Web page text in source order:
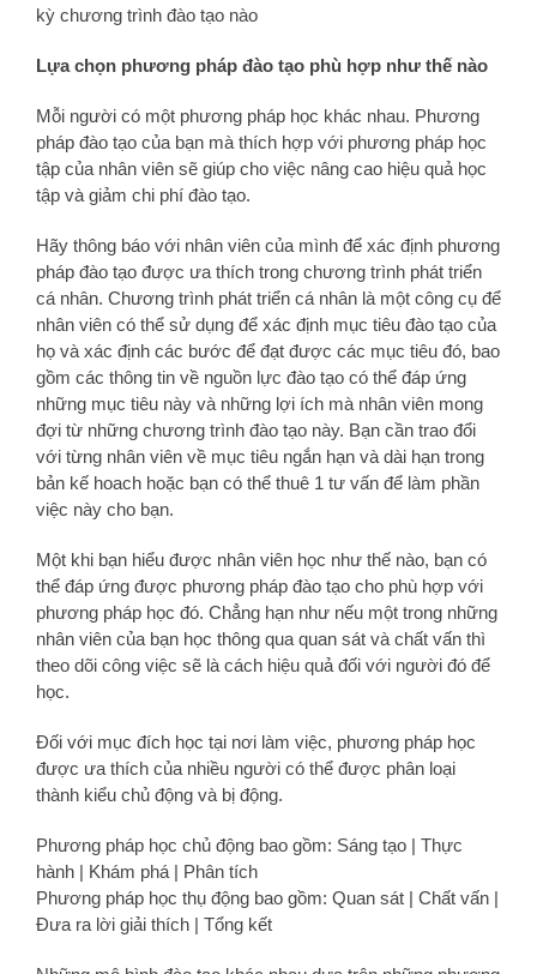
kỳ chương trình đào tạo nào
Lựa chọn phương pháp đào tạo phù hợp như thế nào
Mỗi người có một phương pháp học khác nhau. Phương
pháp đào tạo của bạn mà thích hợp với phương pháp học
tập của nhân viên sẽ giúp cho việc nâng cao hiệu quả học
tập và giảm chi phí đào tạo.
Hãy thông báo với nhân viên của mình để xác định phương
pháp đào tạo được ưa thích trong chương trình phát triển
cá nhân. Chương trình phát triển cá nhân là một công cụ để
nhân viên có thể sử dụng để xác định mục tiêu đào tạo của
họ và xác định các bước để đạt được các mục tiêu đó, bao
gồm các thông tin về nguồn lực đào tạo có thể đáp ứng
những mục tiêu này và những lợi ích mà nhân viên mong
đợi từ những chương trình đào tạo này. Bạn cần trao đổi
với từng nhân viên về mục tiêu ngắn hạn và dài hạn trong
bản kế hoach hoặc bạn có thể thuê 1 tư vấn để làm phần
việc này cho bạn.
Một khi bạn hiểu được nhân viên học như thế nào, bạn có
thể đáp ứng được phương pháp đào tạo cho phù hợp với
phương pháp học đó. Chẳng hạn như nếu một trong những
nhân viên của bạn học thông qua quan sát và chất vấn thì
theo dõi công việc sẽ là cách hiệu quả đối với người đó để
học.
Đối với mục đích học tại nơi làm việc, phương pháp học
được ưa thích của nhiều người có thể được phân loại
thành kiểu chủ động và bị động.
Phương pháp học chủ động bao gồm: Sáng tạo | Thực
hành | Khám phá | Phân tích
Phương pháp học thụ động bao gồm: Quan sát | Chất vấn |
Đưa ra lời giải thích | Tổng kết